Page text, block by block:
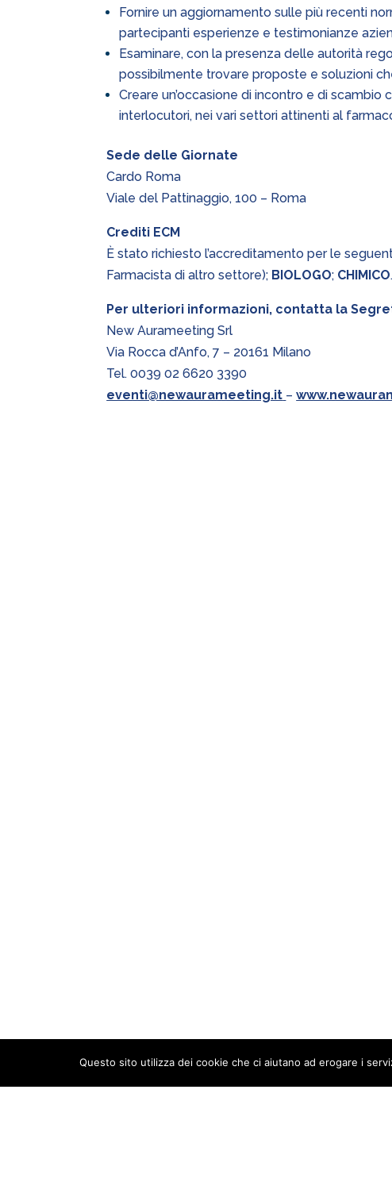
Fornire un aggiornamento sulle più recenti
partecipanti esperienze e testimonianze
Esaminare, con la presenza delle autorità
possibilmente trovare proposte e soluzioni
Creare un’occasione di incontro e di
interlocutori, nei vari settori attinenti al
Sede delle Giornate
Cardo Roma
Viale del Pattinaggio, 100 – Roma
Crediti ECM
È stato richiesto l’accreditamento per le
Farmacista di altro settore); BIOLOGO; CHIMICO.
Per ulteriori informazioni, contatta la
New Aurameeting Srl
Via Rocca d’Anfo, 7 – 20161 Milano
Tel. 0039 02 6620 3390
eventi@newaurameeting.it –
Questo sito utilizza dei cookie che ci aiutano ad erogare i